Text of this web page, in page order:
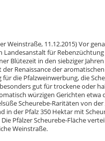
Weinstraße, 11.12.2015)Vor
Landesanstalt für
Blütezeit in den siebziger
Renaissance der
die Pfalzweinwerbung, die
gut für trockene oder
würzigen Gerichten etwa
Scheurebe-Raritäten von
in der Pfalz 350 Hektar mit
Pfälzer Scheurebe-Fläche
Weinstraße.